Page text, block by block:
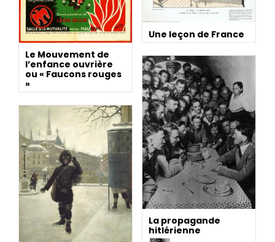
Le Mouvement de
l’enfance ouvrière
ou « Faucons rouges
»
Une leçon de France
La propagande
hitlérienne